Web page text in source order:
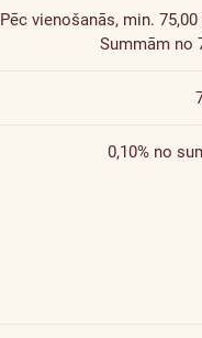
Pēc vienošanās, min. 75,00
Summām no
0,10% no